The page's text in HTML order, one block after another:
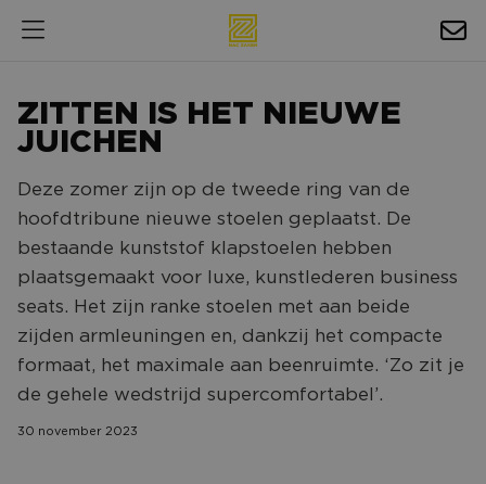
EXPOSURE
AGENDA
NAC ZAKELIJK
FOTO'S & VIDEO'S
HORECA
ZITTEN IS HET NIEUWE
JUICHEN
Deze zomer zijn op de tweede ring van de
hoofdtribune nieuwe stoelen geplaatst. De
bestaande kunststof klapstoelen hebben
plaatsgemaakt voor luxe, kunstlederen business
seats. Het zijn ranke stoelen met aan beide
zijden armleuningen en, dankzij het compacte
formaat, het maximale aan beenruimte. ‘Zo zit je
de gehele wedstrijd supercomfortabel’.
30 november 2023